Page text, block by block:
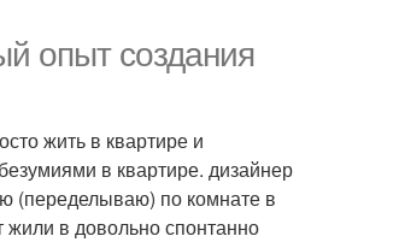
опыт создания
жить в квартире и
в квартире. дизайнер
(переделываю) по комнате в
жили в довольно спонтанно